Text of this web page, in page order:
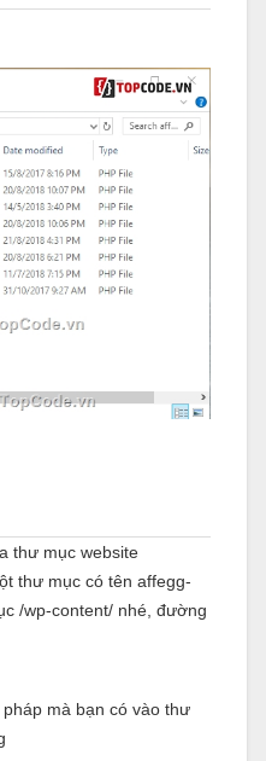
thư mục website
thư mục có tên affegg-
/wp-content/ nhé, đường
mà bạn có vào thư